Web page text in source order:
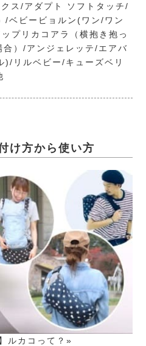
ス/アダプト ソフトタッチ/
/ベビービョルン(ワン/ワン
プリカコアラ（横抱き抱っ
合）/アンジェレッテ/エアバ
)/リルベビー/キューズベリ
け方から使い方
ルカコって？»